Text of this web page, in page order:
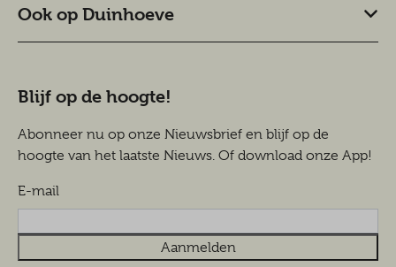
Ook op Duinhoeve
Blijf op de hoogte!
Abonneer nu op onze Nieuwsbrief en blijf op de
hoogte van het laatste Nieuws. Of download onze App!
E-mail
Aanmelden